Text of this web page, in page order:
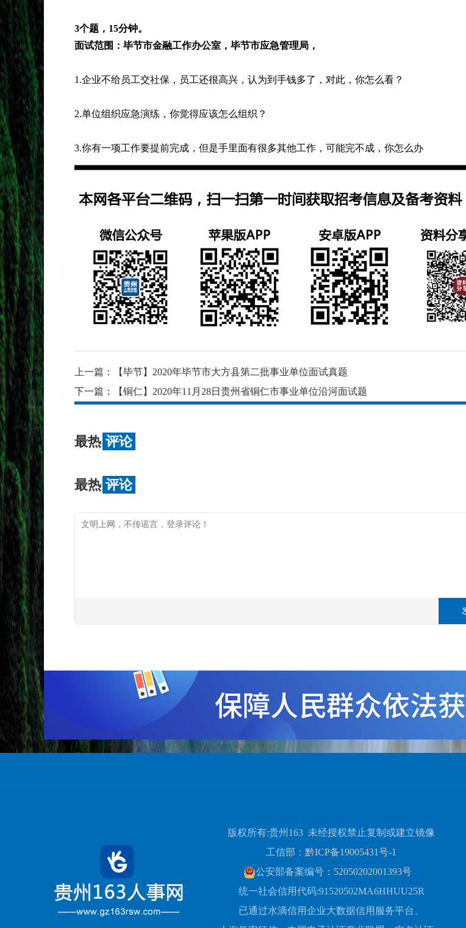
3个题，15分钟。
面试范围：毕节市金融工作办公室 ，毕节市应急管理局 ，
1.企业不给员工交社保，员工还很高兴，认为到手钱多了，对此，你怎么看？
2.单位组织应急演练，你觉得应该怎么组织？
3.你有一项工作要提前完成，但是手里面有很多其他工作，可能完不成，你怎么办
上一篇：
【毕节】2020年毕节市大方县第二批事业单位面试真题
下一篇：
【铜仁】2020年11月28日贵州省铜仁市事业单位沿河面试题
最热 评论
最热 评论
版权所有:贵州163 未经授权禁止复制或建立镜像
工信部： 黔ICP备19005431号-1
公安部备案编号： 52050202001393号
统一社会信用代码:91520502MA6HHUU25R
已通过水滴信用企业大数据信用服务平台、